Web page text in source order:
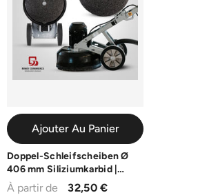
Ajouter Au Panier
Doppel-Schleifscheiben Ø
406 mm Siliziumkarbid |
20er-Pack | K16-K100
À partir de
32,50 €